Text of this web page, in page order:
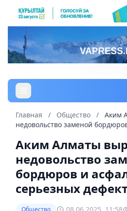
Главная / Общество /
Аким
недовольство заменой
Аким Алматы
недовольство
бордюров и
серьезных
Общество